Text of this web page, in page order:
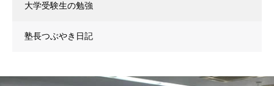
大学受験生の勉強
塾長つぶやき日記